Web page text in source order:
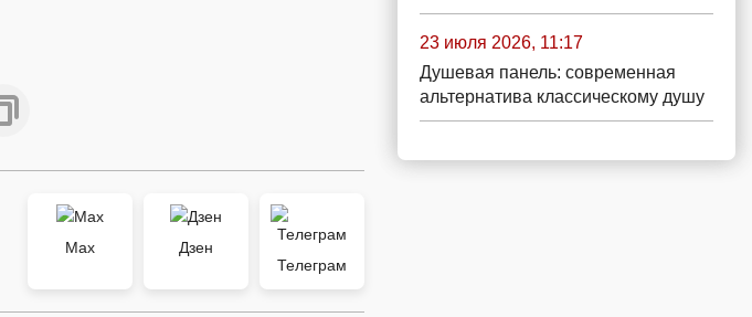
Max
Дзен
Телеграм
23 июля 2026, 11:17
Душевая панель: современная
альтернатива классическому душу